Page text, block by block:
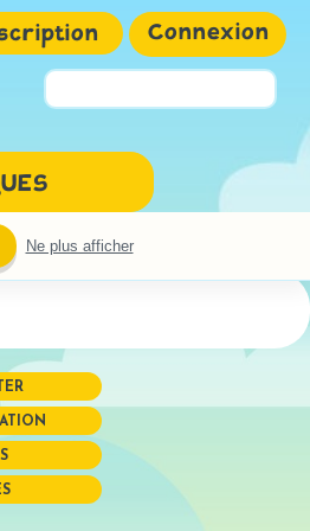
Connexion
Mot de passe
Ne plus afficher